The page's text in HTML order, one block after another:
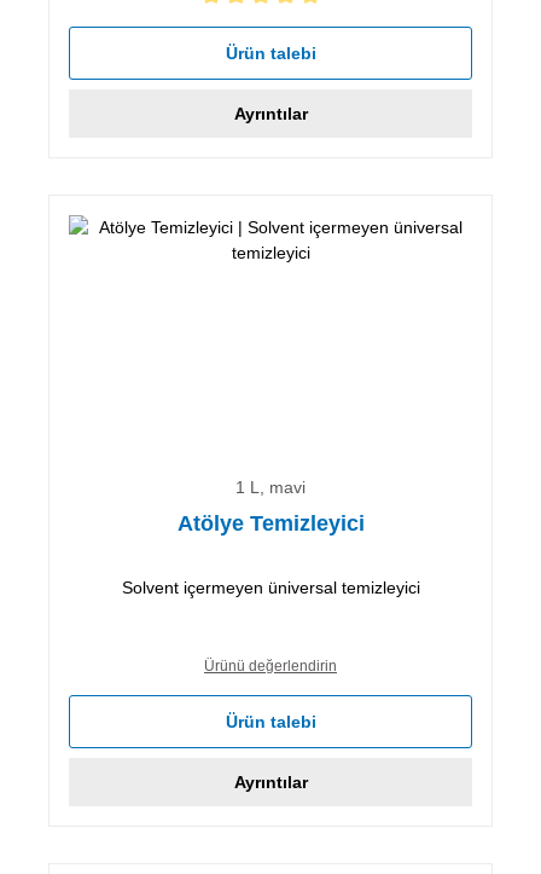
5 yıldız üzerinden 5 ortalama puanı
Ürün talebi
Ayrıntılar
1 L, mavi
Atölye Temizleyici
Solvent içermeyen üniversal temizleyici
Ürünü değerlendirin
Ürün talebi
Ayrıntılar